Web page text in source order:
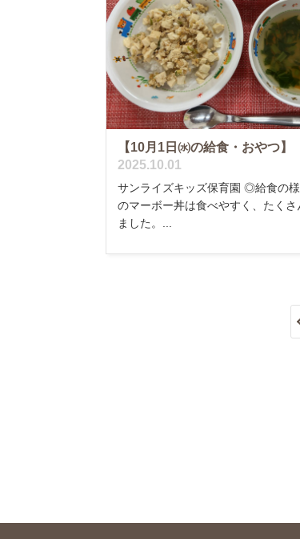
【10月1日㈬の給食・おやつ】
2025.10.01
サンライズキッズ保育園 ◎給食の
のマーボー丼は食べやすく、たく
ました。...